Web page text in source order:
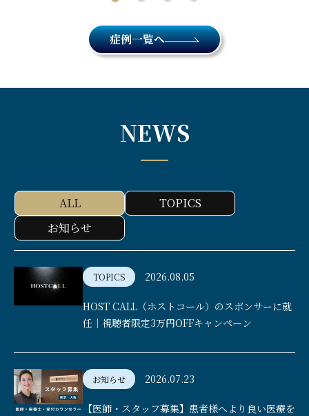
症例一覧へ
NEWS
ALL
TOPICS
お知らせ
TOPICS 2026.08.05
HOST CALL（ホストコール）のスポンサーに就
任｜視聴者限定3万円OFFキャンペーン
お知らせ 2026.07.23
【医師・スタッフ募集】患者様へより良い医療を